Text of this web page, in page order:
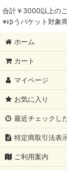
合計￥3000以上の
※ゆうパケット対象
ホーム
カート
マイページ
お気に入り
最近チェックし
特定商取引法表
ご利用案内